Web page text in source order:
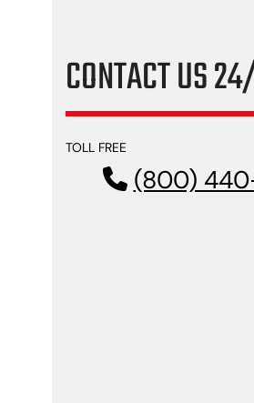
CONTACT US
TOLL FREE
(800)